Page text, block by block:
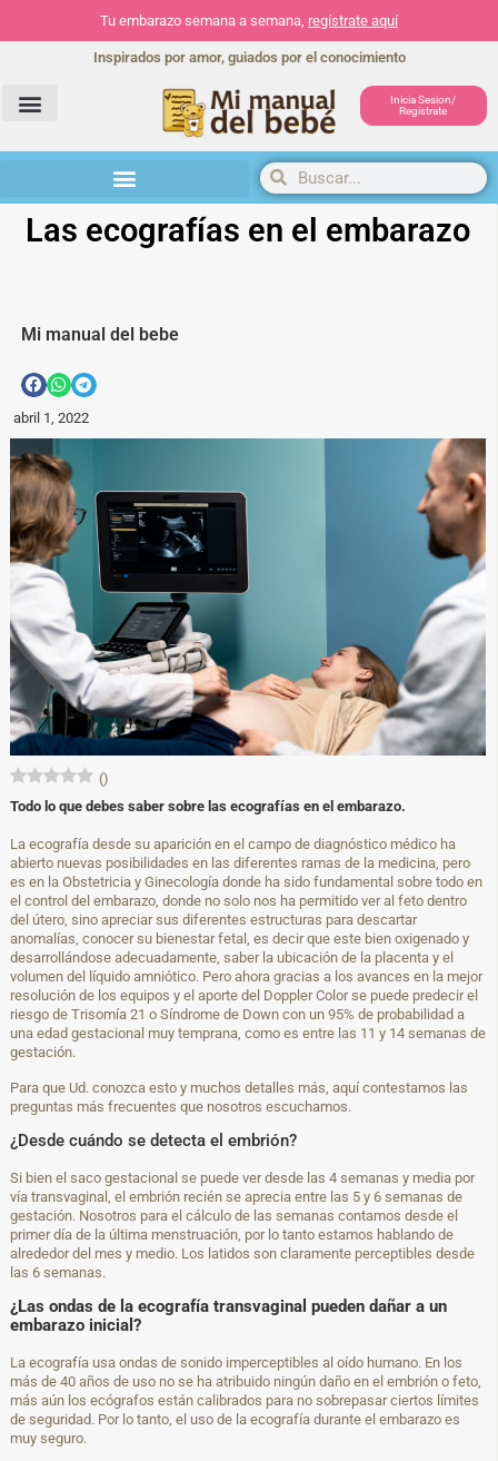
Tu embarazo semana a semana, regístrate aquí
Inspirados por amor, guiados por el conocimiento
Inicia Sesion/
Registrate
Las ecografías en el embarazo
Mi manual del bebe
abril 1, 2022
()
Todo lo que debes saber sobre las ecografías en el embarazo.
La ecografía desde su aparición en el campo de diagnóstico médico ha
abierto nuevas posibilidades en las diferentes ramas de la medicina, pero
es en la Obstetricia y Ginecología donde ha sido fundamental sobre todo en
el control del embarazo, donde no solo nos ha permitido ver al feto dentro
del útero, sino apreciar sus diferentes estructuras para descartar
anomalías, conocer su bienestar fetal, es decir que este bien oxigenado y
desarrollándose adecuadamente, saber la ubicación de la placenta y el
volumen del líquido amniótico. Pero ahora gracias a los avances en la mejor
resolución de los equipos y el aporte del Doppler Color se puede predecir el
riesgo de Trisomía 21 o Síndrome de Down con un 95% de probabilidad a
una edad gestacional muy temprana, como es entre las 11 y 14 semanas de
gestación.
Para que Ud. conozca esto y muchos detalles más, aquí contestamos las
preguntas más frecuentes que nosotros escuchamos.
¿Desde cuándo se detecta el embrión?
Si bien el saco gestacional se puede ver desde las 4 semanas y media por
vía transvaginal, el embrión recién se aprecia entre las 5 y 6 semanas de
gestación. Nosotros para el cálculo de las semanas contamos desde el
primer día de la última menstruación, por lo tanto estamos hablando de
alrededor del mes y medio. Los latidos son claramente perceptibles desde
las 6 semanas.
¿Las ondas de la ecografía transvaginal pueden dañar a un
embarazo inicial?
La ecografía usa ondas de sonido imperceptibles al oído humano. En los
más de 40 años de uso no se ha atribuido ningún daño en el embrión o feto,
más aún los ecógrafos están calibrados para no sobrepasar ciertos límites
de seguridad. Por lo tanto, el uso de la ecografía durante el embarazo es
muy seguro.